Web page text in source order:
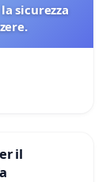
sicurezza
il